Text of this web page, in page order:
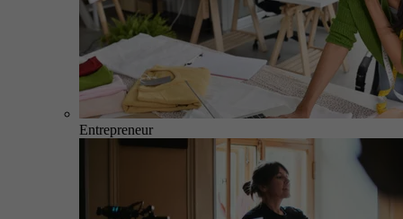
Entrepreneur